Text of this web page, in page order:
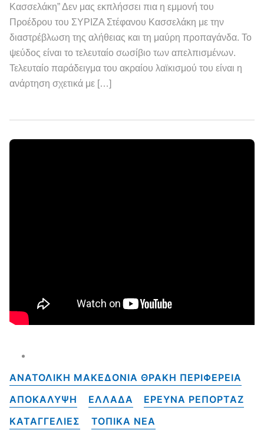
Κασσελάκη” Δεν μας εκπλήσσει πια η εμμονή του
Προέδρου του ΣΥΡΙΖΑ Στέφανου Κασσελάκη με την
διαστρέβλωση της αλήθειας και τη μαύρη προπαγάνδα. Το
ψεύδος είναι το τελευταίο σωσίβιο των απελπισμένων.
Τελευταίο παράδειγμα του ακραίου λαϊκισμού του είναι η
ανάρτηση σχετικά με […]
ΑΝΑΤΟΛΙΚΗ ΜΑΚΕΔΟΝΙΑ ΘΡΑΚΗ ΠΕΡΙΦΕΡΕΙΑ
ΑΠΟΚΑΛΥΨΗ
ΕΛΛΑΔΑ
ΕΡΕΥΝΑ ΡΕΠΟΡΤΑΖ
ΚΑΤΑΓΓΕΛΙΕΣ
ΤΟΠΙΚΑ NEA